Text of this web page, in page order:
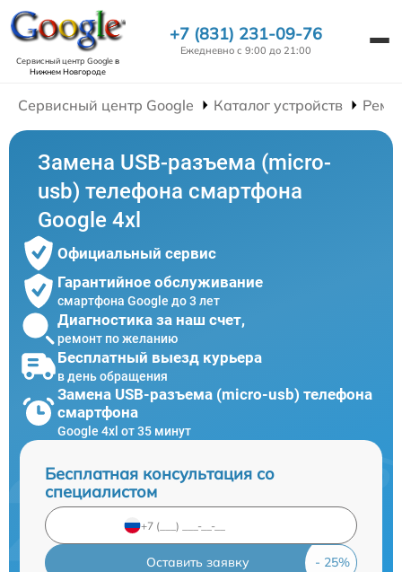
Сервисный центр Googleв
Нижнем Новгороде
+7 (831) 231-09-76
Ежедневно с 9:00 до 21:00
Сервисный центр Google Каталог устройств
Замена USB-разъема (micro-
usb) телефона смартфона
Google 4xl
Официальный сервис
Гарантийное обслуживание
смартфона Google до 3 лет
Диагностика за наш счет,
ремонт по желанию
Бесплатный выезд курьера
в день обращения
Замена USB-разъема (micro-usb) телефона
смартфона
Google 4xl от 35 минут
Бесплатная консультация со
специалистом
Оставить заявку